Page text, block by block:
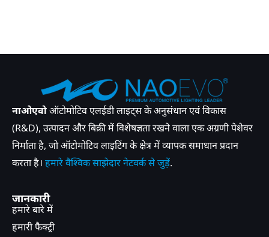
नाओएवोऑटोमोटिव एलईडी लाइट्स के अनुसंधान एवं विकास
(R&D), उत्पादन और बिक्री में विशेषज्ञता रखने वाला एक अग्रणी पेशेवर
निर्माता है, जो ऑटोमोटिव लाइटिंग के क्षेत्र में व्यापक समाधान प्रदान
करता है। हमारे वैश्विक साझेदार नेटवर्क से जुड़ें.
जानकारी
हमारे बारे में
हमारी फैक्ट्री